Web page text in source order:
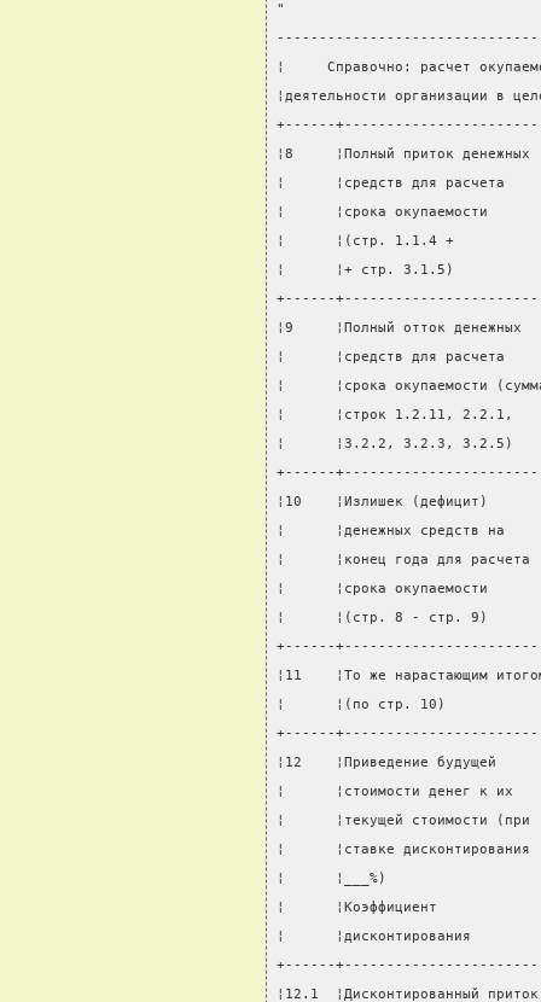
"
¦     Справочно: расчет
¦деятельности
+------
¦8     ¦Полный приток
¦      ¦средств для
¦      ¦срока
¦      ¦(стр. 1.1.4 +
¦      ¦+ стр. 3.1.5)
+------
¦9     ¦Полный отток
¦      ¦средств для
¦      ¦срока окупаемости
¦      ¦строк 1.2.11,
¦      ¦3.2.2, 3.2.3,
+------
¦10    ¦Излишек
¦      ¦денежных средств
¦      ¦конец года для
¦      ¦срока
¦      ¦(стр. 8 - стр. 9)
+------
¦11    ¦То же
¦      ¦(по стр. 10)
+------
¦12    ¦Приведение
¦      ¦стоимости денег
¦      ¦текущей
¦      ¦ставке
¦      ¦___%)
¦      ¦Коэффициент
¦      ¦дисконтирования
+------
¦12.1